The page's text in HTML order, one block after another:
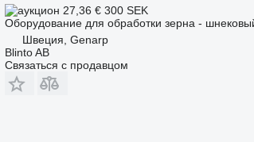
27,36 € 300 SEK
Оборудование для обработки зерна -
Швеция, Genarp
Blinto AB
Связаться с продавцом